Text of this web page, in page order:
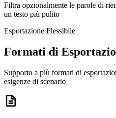
Filtra opzionalmente le parole di
un testo più pulito
Esportazione Flessibile
Formati di
Supporto a più formati di
esigenze di scenario